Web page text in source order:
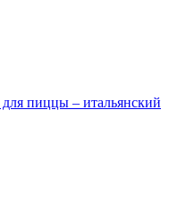
для пиццы – итальянский